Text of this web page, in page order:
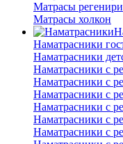
Матрасы
Матрасы холкон
Наматрасники
Наматрасники
Наматрасники с
Наматрасники с
Наматрасники с
Наматрасники с
Наматрасники с
Наматрасники с